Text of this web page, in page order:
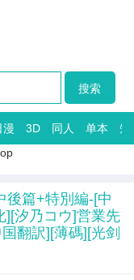
漫 3D 同人 单本
短
後篇+特別編-[中
][汐乃コウ]営業先
翻訳][薄碼][光剑